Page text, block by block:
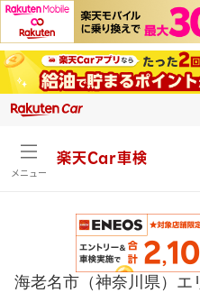
メニュー
楽天Car車検
海老名市（神奈川県）エ